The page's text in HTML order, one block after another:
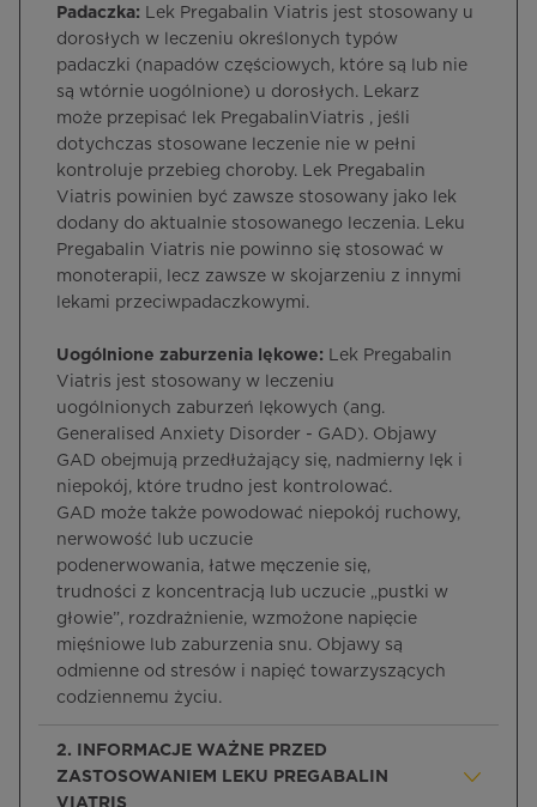
Padaczka: Lek Pregabalin Viatris jest stosowany u
dorosłych w leczeniu określonych typów
padaczki (napadów częściowych, które są lub nie
są wtórnie uogólnione) u dorosłych. Lekarz
może przepisać lek PregabalinViatris , jeśli
dotychczas stosowane leczenie nie w pełni
kontroluje przebieg choroby. Lek Pregabalin
Viatris powinien być zawsze stosowany jako lek
dodany do aktualnie stosowanego leczenia. Leku
Pregabalin Viatris nie powinno się stosować w
monoterapii, lecz zawsze w skojarzeniu z innymi
lekami przeciwpadaczkowymi.
Uogólnione zaburzenia lękowe: Lek Pregabalin
Viatris jest stosowany w leczeniu
uogólnionych zaburzeń lękowych (ang.
Generalised Anxiety Disorder - GAD). Objawy
GAD obejmują przedłużający się, nadmierny lęk i
niepokój, które trudno jest kontrolować.
GAD może także powodować niepokój ruchowy,
nerwowość lub uczucie
podenerwowania, łatwe męczenie się,
trudności z koncentracją lub uczucie „pustki w
głowie”, rozdrażnienie, wzmożone napięcie
mięśniowe lub zaburzenia snu. Objawy są
odmienne od stresów i napięć towarzyszących
codziennemu życiu.
2. INFORMACJE WAŻNE PRZED
ZASTOSOWANIEM LEKU PREGABALIN
VIATRIS